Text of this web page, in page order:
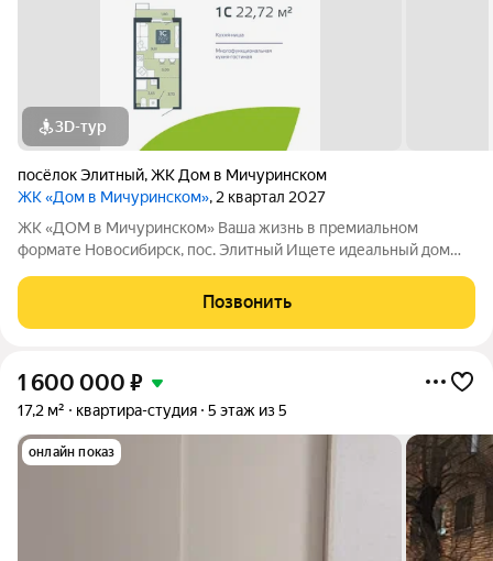
3D-тур
посёлок Элитный,ЖК Дом в Мичуринском
ЖК «Дом в Мичуринском», 2 квартал 2027
ЖК «ДОМ в Мичуринском» Ваша жизнь в премиальном
формате Новосибирск, пос. Элитный Ищете идеальный дом
Уютный посёлок Элитный. Зелёная, тихая и перспективная
локация с хорошей транспортной
Позвонить
1 600 000 ₽
17,2 м² квартира-студия 5 этаж из 5
онлайн показ